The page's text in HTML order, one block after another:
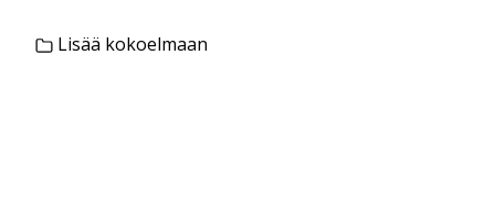
Lisää kokoelmaan